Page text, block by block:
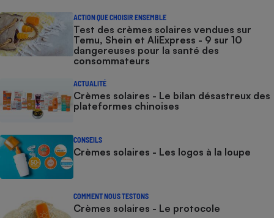
ACTION QUE CHOISIR ENSEMBLE
Test des crèmes solaires vendues sur
Temu, Shein et AliExpress - 9 sur 10
dangereuses pour la santé des
consommateurs
ACTUALITÉ
Crèmes solaires - Le bilan désastreux des
plateformes chinoises
CONSEILS
Crèmes solaires - Les logos à la loupe
COMMENT NOUS TESTONS
Crèmes solaires - Le protocole